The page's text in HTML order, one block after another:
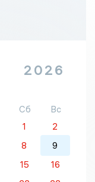
2026
Сб
Вс
1
2
8
9
15
16